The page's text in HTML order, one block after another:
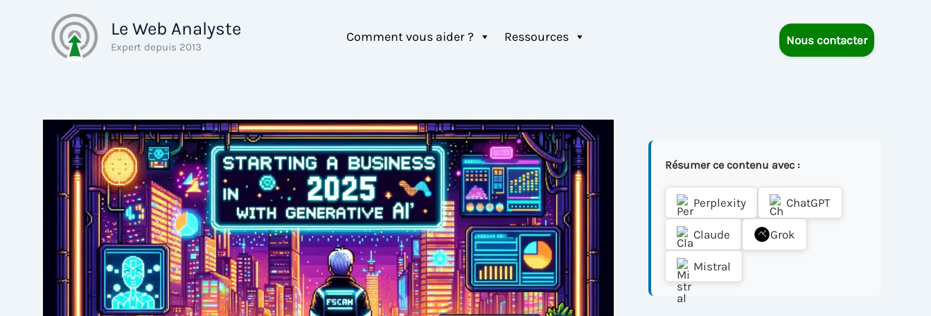
Le Web Analyste
Expert depuis 2013
Comment vous aider ? Ressources Nous contacter
Résumer ce contenu avec :
Perplexity ChatGPT
Claude Grok
Mistral